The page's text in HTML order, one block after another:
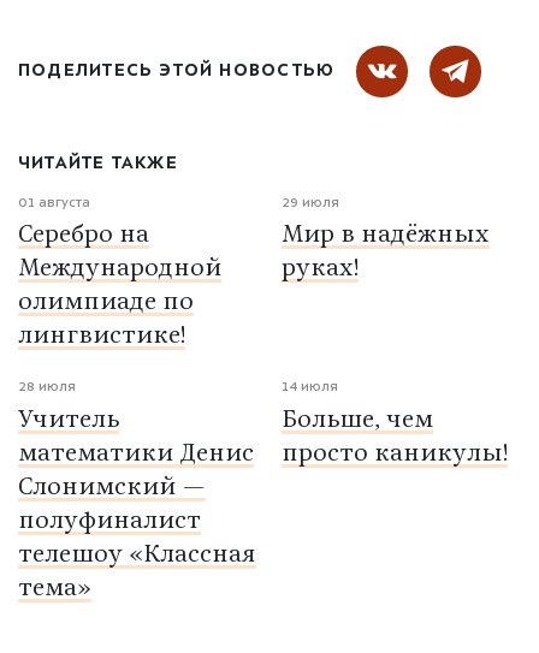
ПОДЕЛИТЕСЬ ЭТОЙ НОВОСТЬЮ
ЧИТАЙТЕ ТАКЖЕ
01 августа
Серебро на
Международной
олимпиаде по
лингвистике!
29 июля
Мир в надёжных
руках!
28 июля
Учитель
математики Денис
Слонимский —
полуфиналист
телешоу «Классная
тема»
14 июля
Больше, чем
просто каникулы!